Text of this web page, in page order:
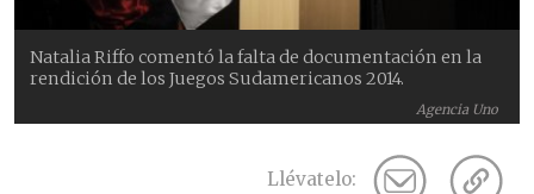
Agencia Uno
Natalia Riffo comentó la falta de documentación en la
rendición de los Juegos Sudamericanos 2014.
Llévatelo: